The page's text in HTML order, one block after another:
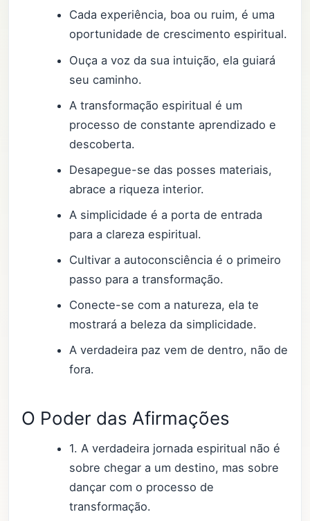
Cada experiência, boa ou ruim, é uma
oportunidade de crescimento espiritual.
Ouça a voz da sua intuição, ela guiará
seu caminho.
A transformação espiritual é um
processo de constante aprendizado e
descoberta.
Desapegue-se das posses materiais,
abrace a riqueza interior.
A simplicidade é a porta de entrada
para a clareza espiritual.
Cultivar a autoconsciência é o primeiro
passo para a transformação.
Conecte-se com a natureza, ela te
mostrará a beleza da simplicidade.
A verdadeira paz vem de dentro, não de
fora.
O Poder das Afirmações
1. A verdadeira jornada espiritual não é
sobre chegar a um destino, mas sobre
dançar com o processo de
transformação.